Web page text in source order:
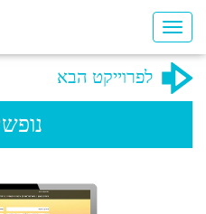
לפרוייקט הבא